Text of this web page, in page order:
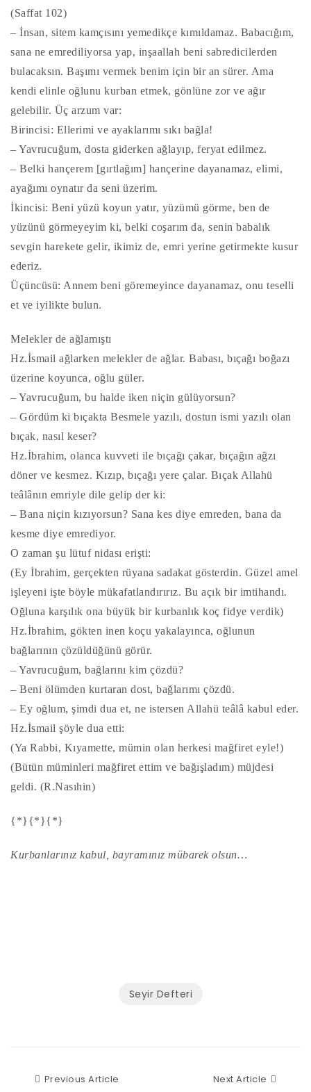
(Saffat 102)
– İnsan, sitem kamçısını yemedikçe kımıldamaz. Babacığım,
sana ne emrediliyorsa yap, inşaallah beni sabredicilerden
bulacaksın. Başımı vermek benim için bir an sürer. Ama
kendi elinle oğlunu kurban etmek, gönlüne zor ve ağır
gelebilir. Üç arzum var:
Birincisi: Ellerimi ve ayaklarımı sıkı bağla!
– Yavrucuğum, dosta giderken ağlayıp, feryat edilmez.
– Belki hançerem [gırtlağım] hançerine dayanamaz, elimi,
ayağımı oynatır da seni üzerim.
İkincisi: Beni yüzü koyun yatır, yüzümü görme, ben de
yüzünü görmeyeyim ki, belki coşarım da, senin babalık
sevgin harekete gelir, ikimiz de, emri yerine getirmekte kusur
ederiz.
Üçüncüsü: Annem beni göremeyince dayanamaz, onu teselli
et ve iyilikte bulun.
Melekler de ağlamıştı
Hz.İsmail ağlarken melekler de ağlar. Babası, bıçağı boğazı
üzerine koyunca, oğlu güler.
– Yavrucuğum, bu halde iken niçin gülüyorsun?
– Gördüm ki bıçakta Besmele yazılı, dostun ismi yazılı olan
bıçak, nasıl keser?
Hz.İbrahim, olanca kuvveti ile bıçağı çakar, bıçağın ağzı
döner ve kesmez. Kızıp, bıçağı yere çalar. Bıçak Allahü
teâlânın emriyle dile gelip der ki:
– Bana niçin kızıyorsun? Sana kes diye emreden, bana da
kesme diye emrediyor.
O zaman şu lütuf nidası erişti:
(Ey İbrahim, gerçekten rüyana sadakat gösterdin. Güzel amel
işleyeni işte böyle mükafatlandırırız. Bu açık bir imtihandı.
Oğluna karşılık ona büyük bir kurbanlık koç fidye verdik)
Hz.İbrahim, gökten inen koçu yakalayınca, oğlunun
bağlarının çözüldüğünü görür.
– Yavrucuğum, bağlarını kim çözdü?
– Beni ölümden kurtaran dost, bağlarımı çözdü.
– Ey oğlum, şimdi dua et, ne istersen Allahü teâlâ kabul eder.
Hz.İsmail şöyle dua etti:
(Ya Rabbi, Kıyamette, mümin olan herkesi mağfiret eyle!)
(Bütün müminleri mağfiret ettim ve bağışladım) müjdesi
geldi. (R.Nasıhin)
{*}{*}{*}
Kurbanlarınız kabul, bayramınız mübarek olsun…
Seyir Defteri
Previous Article Next Article